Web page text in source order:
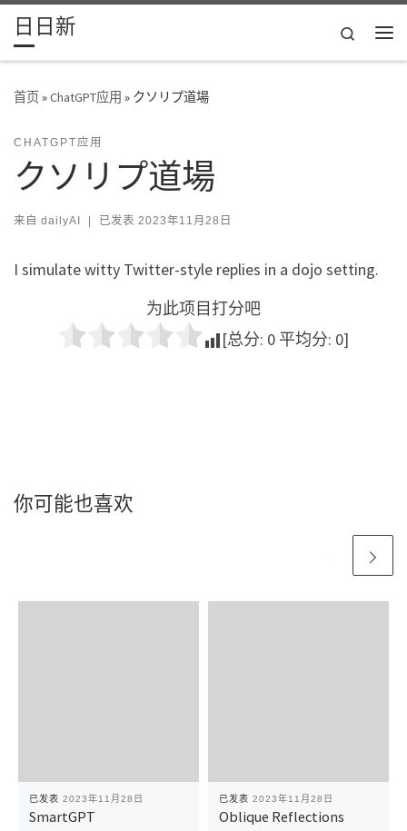
Skip to content
日日新
Search
首页»ChatGPT应用 » クソリプ道場
CHATGPT应用
クソリプ道場
来自 dailyAI | 已发表 2023年11月28日
I simulate witty Twitter-style replies in a dojo setting.
为此项目打分吧
[总分: 0 平均分: 0]
你可能也喜欢
已发表 2023年11月28日
SmartGPT
已发表 2023年11月28日
Oblique Reflections